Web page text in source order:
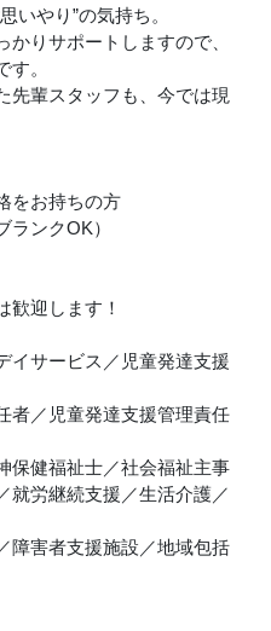
いやり”の気持ち。
りサポートしますので、
。
先輩スタッフも、今では現
をお持ちの方
ランクOK）
歓迎します！
イサービス／児童発達支援
者／児童発達支援管理責任
保健福祉士／社会福祉主事
就労継続支援／生活介護／
障害者支援施設／地域包括